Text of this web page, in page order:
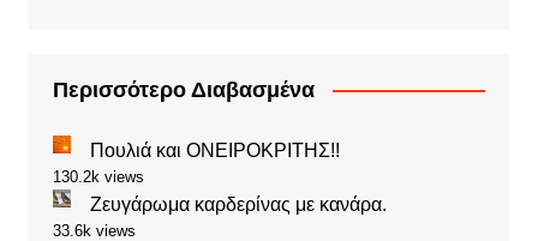
Περισσότερο Διαβασμένα
Πουλιά και ΟΝΕΙΡΟΚΡΙΤΗΣ!!
130.2k views
Ζευγάρωμα καρδερίνας με κανάρα.
33.6k views